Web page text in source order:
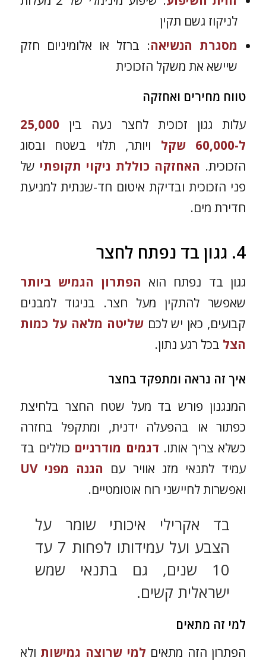
לניקוז גשם תקין
מסגרת הנשיאה: ברזל או אלומיניום חזק
שיישא את משקל הזכוכית
טווח מחירים ואחזקה
עלות גגון זכוכית לחצר נעה בין25,000
ל-60,000 שקל
ויותר, תלוי בשטח ובסוג
הזכוכית. האחזקה כוללת ניקוי תקופתי של
פני הזכוכית ובדיקת איטום חד-שנתית למניעת
חדירת מים.
4. גגון בד נפתח לחצר
גגון בד נפתח הוא הפתרון הגמיש ביותר
שאפשר להתקין מעל חצר. בניגוד למבנים
קבועים, כאן יש לכםשליטה מלאה על כמות
הצל בכל רגע נתון.
איך זה נראה ומתפקד בחצר
המנגנון פורש בד מעל שטח החצר בלחיצת
כפתור או בהפעלה ידנית, ומתקפל בחזרה
כשלא צריך אותו. דגמים מודרניים כוללים בד
עמיד לתנאי מזג אוויר עם הגנה מפני UV
ואפשרות לחיישני רוח אוטומטיים.
בד אקרילי איכותי שומר על
הצבע ועל עמידותו לפחות 7 עד
10 שנים, גם בתנאי שמש
ישראלית קשים.
למי זה מתאים
הפתרון הזה מתאים למי שרוצה גמישות ולא